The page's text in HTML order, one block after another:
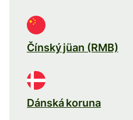
Čínský jüan (RMB)
Dánská koruna